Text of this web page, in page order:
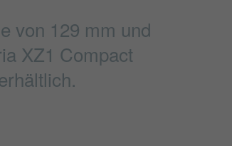
von 129 mm und
XZ1 Compact